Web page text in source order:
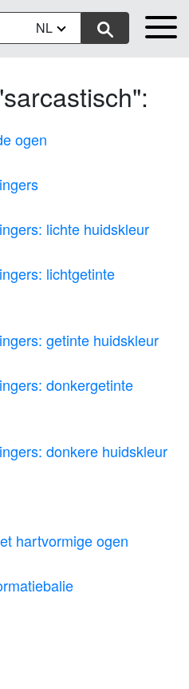
NL
ogen
lichte huidskleur
lichtgetinte
getinte huidskleur
donkergetinte
donkere huidskleur
hartvormige ogen